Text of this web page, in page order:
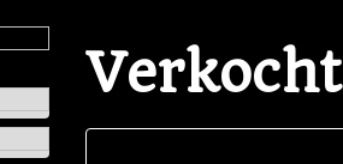
Verkocht